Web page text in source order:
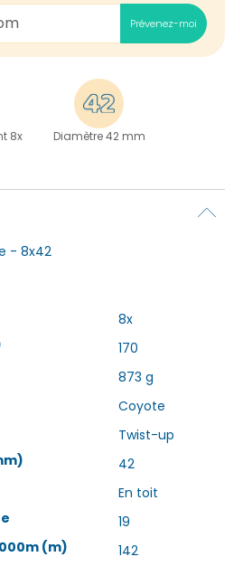
Prévenez-moi
8x Diamètre 42 mm
- 8x42
8x
170
873 g
Coyote
Twist-up
42
En toit
19
(m)
142